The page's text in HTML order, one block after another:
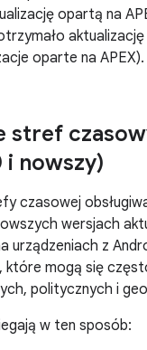
opartą na
aktualizację
oparte na APEX).
stref
i nowszy)
czasowej
wersjach
urządzeniach z
które mogą się
politycznych i
w ten sposób: